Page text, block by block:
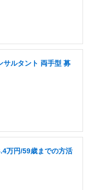
サルタント 両手型 募
万円/59歳までの方活